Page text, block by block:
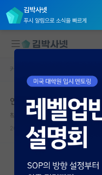
김박사넷
푸시 알림으로 소식을 빠르게
대학원생 모집
국내대학원 정보
연구실&오픈랩
커뮤니티
커뮤니티 홈
커뮤니티 홈
연구실 분위기 다들 어떤가
착한 갈릴레오 갈릴레이
2026.05.10 6 1799